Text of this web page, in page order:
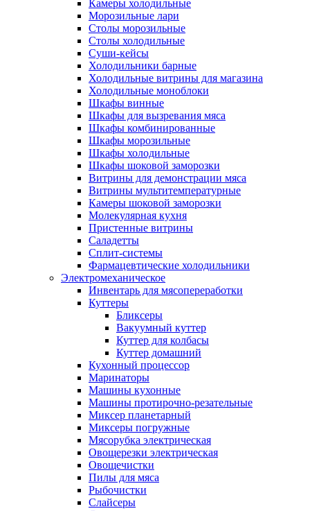
Камеры холодильные
Морозильные лари
Столы морозильные
Столы холодильные
Суши-кейсы
Холодильники барные
Холодильные витрины для магазина
Холодильные моноблоки
Шкафы винные
Шкафы для вызревания мяса
Шкафы комбинированные
Шкафы морозильные
Шкафы холодильные
Шкафы шоковой заморозки
Витрины для демонстрации мяса
Витрины мультитемпературные
Камеры шоковой заморозки
Молекулярная кухня
Пристенные витрины
Саладетты
Сплит-системы
Фармацевтические холодильники
Электромеханическое
Инвентарь для мясопереработки
Куттеры
Бликсеры
Вакуумный куттер
Куттер для колбасы
Куттер домашний
Кухонный процессор
Маринаторы
Машины кухонные
Машины протирочно-резательные
Миксер планетарный
Миксеры погружные
Мясорубка электрическая
Овощерезки электрическая
Овощечистки
Пилы для мяса
Рыбочистки
Слайсеры